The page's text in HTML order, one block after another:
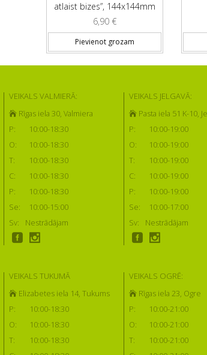
atlaist bizes”, 144x144mm
6,90 €
Pievienot grozam
VEIKALS VALMIERĀ:
Rīgas iela 30, Valmiera
P:
10:00-18:30
O:
10:00-18:30
T:
10:00-18:30
C:
10:00-18:30
P:
10:00-18:30
Se:
10:00-15:00
Sv:
Nestrādājam
VEIKALS JELGAVĀ:
Pasta iela 51 K-10,
P:
10:00-19:00
O:
10:00-19:00
T:
10:00-19:00
C:
10:00-19:00
P:
10:00-19:00
Se:
10:00-17:00
Sv:
Nestrādājam
VEIKALS TUKUMĀ
Elizabetes iela 14, Tukums
P:
10:00-18:30
O:
10:00-18:30
T:
10:00-18:30
VEIKALS OGRĒ:
Rīgas iela 23, Ogre
P:
10:00-21:00
O:
10:00-21:00
T:
10:00-21:00